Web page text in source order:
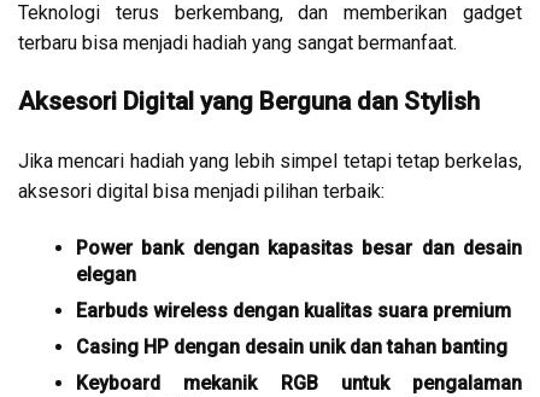
Teknologi terus berkembang, dan memberikan gadget
terbaru bisa menjadi hadiah yang sangat bermanfaat.
Aksesori Digital yang Berguna dan Stylish
Jika mencari hadiah yang lebih simpel tetapi tetap berkelas,
aksesori digital bisa menjadi pilihan terbaik:
Power bank dengan kapasitas besar dan desain
elegan
Earbuds wireless dengan kualitas suara premium
Casing HP dengan desain unik dan tahan banting
Keyboard mekanik RGB untuk pengalaman